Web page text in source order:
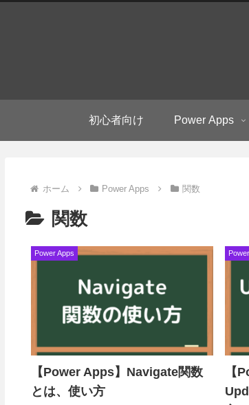
初心者向け Power Apps
ホーム Power Apps 関数
関数
Power Apps
【Power Apps】Navigate関数
とは、使い方
【